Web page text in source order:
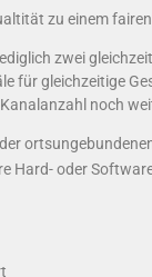
zu einem
zwei
für gleichzeitige
noch
Hard- oder